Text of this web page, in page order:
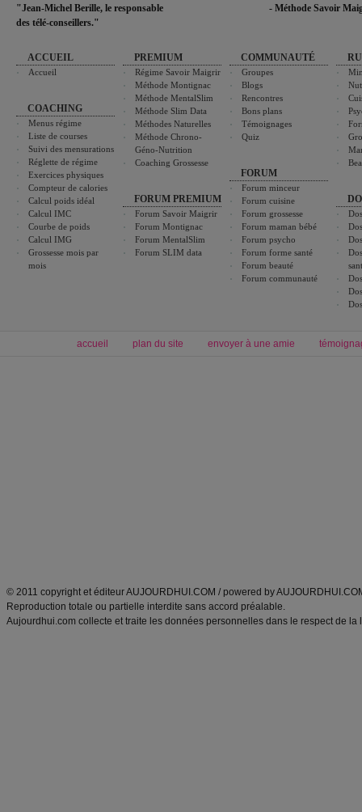
"Jean-Michel Berille, le responsable
des télé-conseillers."
- Méthode Savoir
ACCUEIL
Accueil
COACHING
Menus régime
Liste de courses
Suivi des mensurations
Réglette de régime
Exercices physiques
Compteur de calories
Calcul poids idéal
Calcul IMC
Courbe de poids
Calcul IMG
Grossesse mois par
mois
PREMIUM
Régime Savoir Maigrir
Méthode Montignac
Méthode MentalSlim
Méthode Slim Data
Méthodes Naturelles
Méthode Chrono-
Géno-Nutrition
Coaching Grossesse
FORUM PREMIUM
Forum Savoir Maigrir
Forum Montignac
Forum MentalSlim
Forum SLIM data
COMMUNAUTÉ
Groupes
Blogs
Rencontres
Bons plans
Témoignages
Quiz
FORUM
Forum minceur
Forum cuisine
Forum grossesse
Forum maman bébé
Forum psycho
Forum forme santé
Forum beauté
Forum communauté
accueil plan du site envoyer à une amie
© 2011 copyright et éditeur AUJOURDHUI.COM / powered by
Reproduction totale ou partielle interdite sans accord préalable.
Aujourdhui.com collecte et traite les données personnelles dans le respect de